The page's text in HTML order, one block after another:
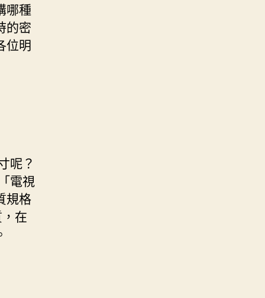
哪種
的密
位明
呢？
電視
規格
在